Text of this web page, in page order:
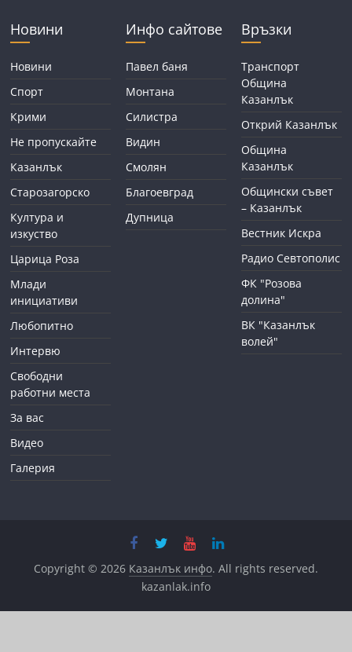
Новини
Новини
Спорт
Крими
Не пропускайте
Казанлък
Старозагорско
Култура и
изкуство
Царица Роза
Млади
инициативи
Любопитно
Интервю
Свободни
работни места
За вас
Видео
Галерия
Инфо сайтове
Павел баня
Монтана
Силистра
Видин
Смолян
Благоевград
Дупница
Връзки
Транспорт
Община
Казанлък
Открий Казанлък
Община
Казанлък
Общински съвет
– Казанлък
Вестник Искра
Радио Севтополис
ФК "Розова
долина"
ВК "Казанлък
волей"
Copyright © 2026 Казанлък инфо. All rights reserved.
kazanlak.info